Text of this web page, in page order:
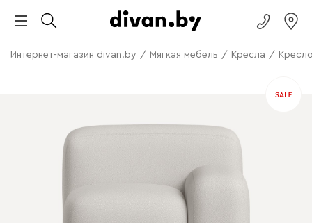
Интернет-магазин divan.by / Мягкая мебель / Кресла /